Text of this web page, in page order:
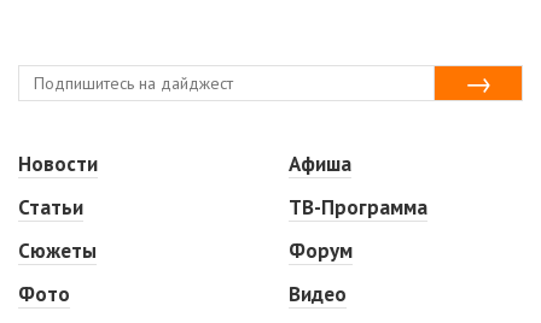
Новости
Статьи
Сюжеты
Фото
Афиша
ТВ-Программа
Форум
Видео